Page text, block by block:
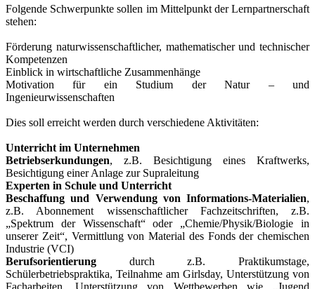
Folgende Schwerpunkte sollen im Mittelpunkt der Lernpartnerschaft
stehen:
Förderung naturwissenschaftlicher, mathematischer und technischer
Kompetenzen
Einblick in wirtschaftliche Zusammenhänge
Motivation für ein Studium der Natur – und
Ingenieurwissenschaften
Dies soll erreicht werden durch verschiedene Aktivitäten:
Unterricht im Unternehmen
Betriebserkundungen, z.B. Besichtigung eines Kraftwerks,
Besichtigung einer Anlage zur Supraleitung
Experten in Schule und Unterricht
Beschaffung und Verwendung von Informations-Materialien,
z.B. Abonnement wissenschaftlicher Fachzeitschriften, z.B.
„Spektrum der Wissenschaft“ oder „Chemie/Physik/Biologie in
unserer Zeit“, Vermittlung von Material des Fonds der chemischen
Industrie (VCI)
Berufsorientierung durch z.B. Praktikumstage,
Schülerbetriebspraktika, Teilnahme am Girlsday, Unterstützung von
Facharbeiten, Unterstützung von Wettbewerben wie „Jugend